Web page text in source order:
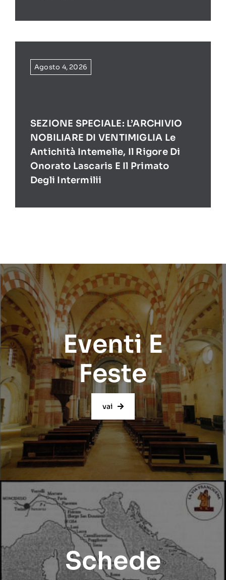
Agosto 4, 2026
SEZIONE SPECIALE: L’ARCHIVIO
NOBILIARE DI VENTIMIGLIA Le
Antichità Intemelie, Il Rigore Di
Onorato Lascaris E Il Primato
Degli Intermilii
Eventi E
Feste
vai
Schede